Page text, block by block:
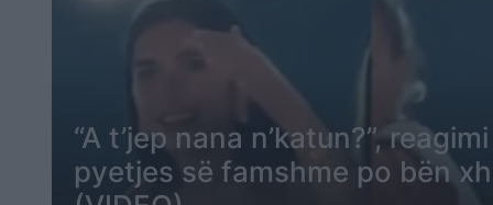
“A t’jep nana n’katun?”,
pyetjes së famshme po bën